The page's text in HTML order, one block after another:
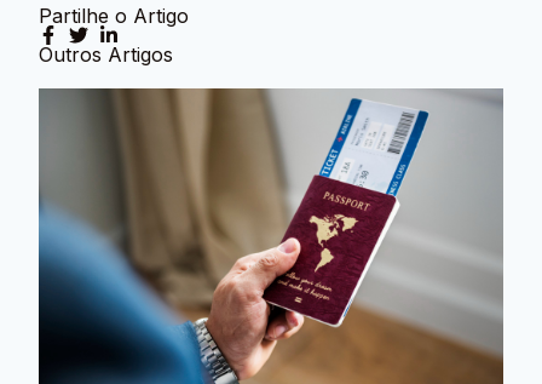
Partilhe o Artigo
Outros Artigos